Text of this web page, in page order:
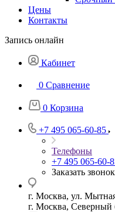
Цены
Контакты
Запись онлайн
Кабинет
0 Сравнение
0 Корзина
+7 495 065-60-85
Телефоны
+7 495 065-60-
Заказать звонок
г. Москва, ул.
г. Москва, Северный